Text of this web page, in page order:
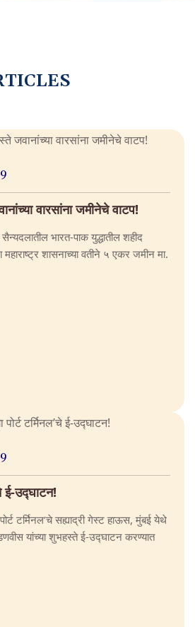
वारसांना जमीनेचे वाटप!
सैन्यदलातील भारत-पाक युद्धातील शहीद
महाराष्ट्र शासनाच्या वतीने ५ एकर जमीन मा.
ई-उद्घाटन!
टर्मिनल’चे सह्याद्री गेस्ट हाऊस, मुंबई येथे
यांच्या शुभहस्ते ई-उद्घाटन करण्यात